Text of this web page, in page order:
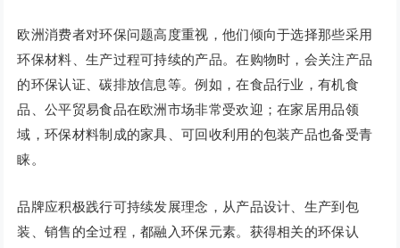
欧洲消费者对环保问题高度重视，他们倾向于选择那些采用
环保材料、生产过程可持续的产品。在购物时，会关注产品
的环保认证、碳排放信息等。例如，在食品行业，有机食
品、公平贸易食品在欧洲市场非常受欢迎；在家居用品领
域，环保材料制成的家具、可回收利用的包装产品也备受青
睐。
品牌应积极践行可持续发展理念，从产品设计、生产到包
装、销售的全过程，都融入环保元素。获得相关的环保认